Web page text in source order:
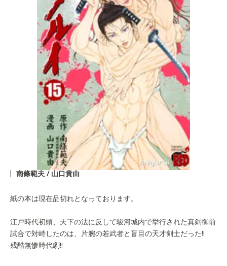
南條範夫 / 山口貴由
紙の本は現在品切れとなっております。
江戸時代初頭、天下の法に反して駿河城内で挙行された真剣御前
試合で対峙したのは、片腕の若武者と盲目の天才剣士だった!!
残酷無惨時代劇!!